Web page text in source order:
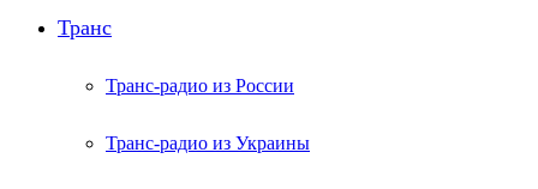
Транс
Транс-радио из России
Транс-радио из Украины